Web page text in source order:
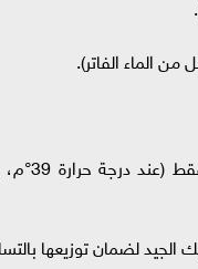
الماء الفاتر).
تدفئة
الجيد لضمان توزيعها